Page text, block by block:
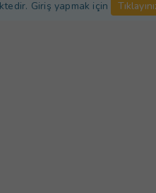
Giriş yapmak için